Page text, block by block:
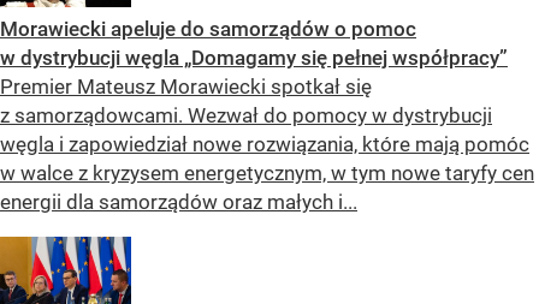
Morawiecki apeluje do samorządów o pomoc
w dystrybucji węgla „Domagamy się pełnej współpracy”
Premier Mateusz Morawiecki spotkał się
z samorządowcami. Wezwał do pomocy w dystrybucji
węgla i zapowiedział nowe rozwiązania, które mają pomóc
w walce z kryzysem energetycznym, w tym nowe taryfy cen
energii dla samorządów oraz małych i...